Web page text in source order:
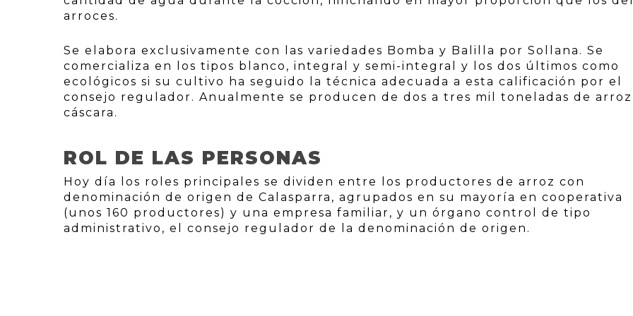
arroces.
Se elabora exclusivamente con las variedades Bomba y Balilla por Sollana. Se
comercializa en los tipos blanco, integral y semi-integral y los dos últimos como
ecológicos si su cultivo ha seguido la técnica adecuada a esta calificación por el
consejo regulador. Anualmente se producen de dos a tres mil toneladas de arroz
cáscara.
ROL DE LAS PERSONAS
Hoy día los roles principales se dividen entre los productores de arroz con
denominación de origen de Calasparra, agrupados en su mayoría en cooperativa
(unos 160 productores) y una empresa familiar, y un órgano control de tipo
administrativo, el consejo regulador de la denominación de origen.